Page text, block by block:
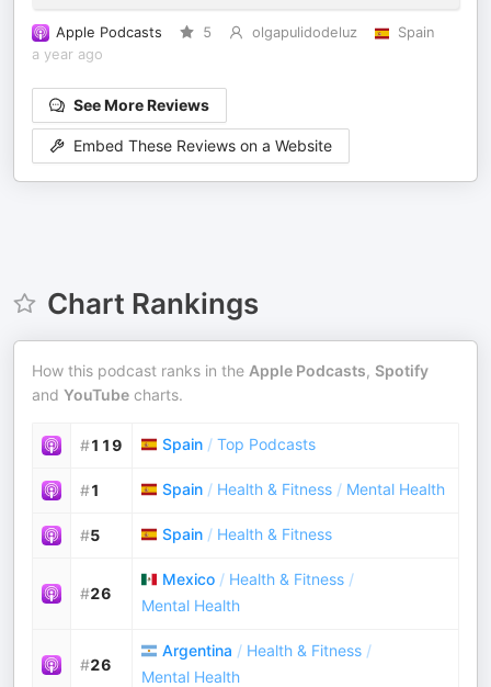
Apple Podcasts 5 olgapulidodeluz
Spain
a year ago
See More Reviews
Embed These Reviews on a Website
Chart Rankings
How this podcast ranks in the Apple Podcasts, Spotify
and YouTube charts.
#119 Spain / Top Podcasts
#1 Spain / Health & Fitness / Mental Health
#5 Spain / Health & Fitness
#26
Mexico / Health & Fitness /
Mental Health
#26
Argentina / Health & Fitness /
Mental Health